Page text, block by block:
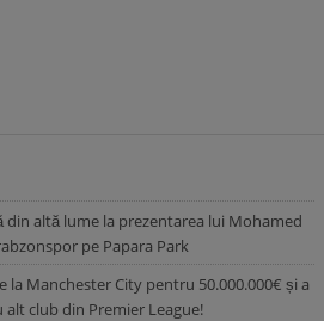
din altă lume la prezentarea lui Mohamed
pe Papara Park
la Manchester City pentru 50.000.000€ și a
alt club din Premier League!